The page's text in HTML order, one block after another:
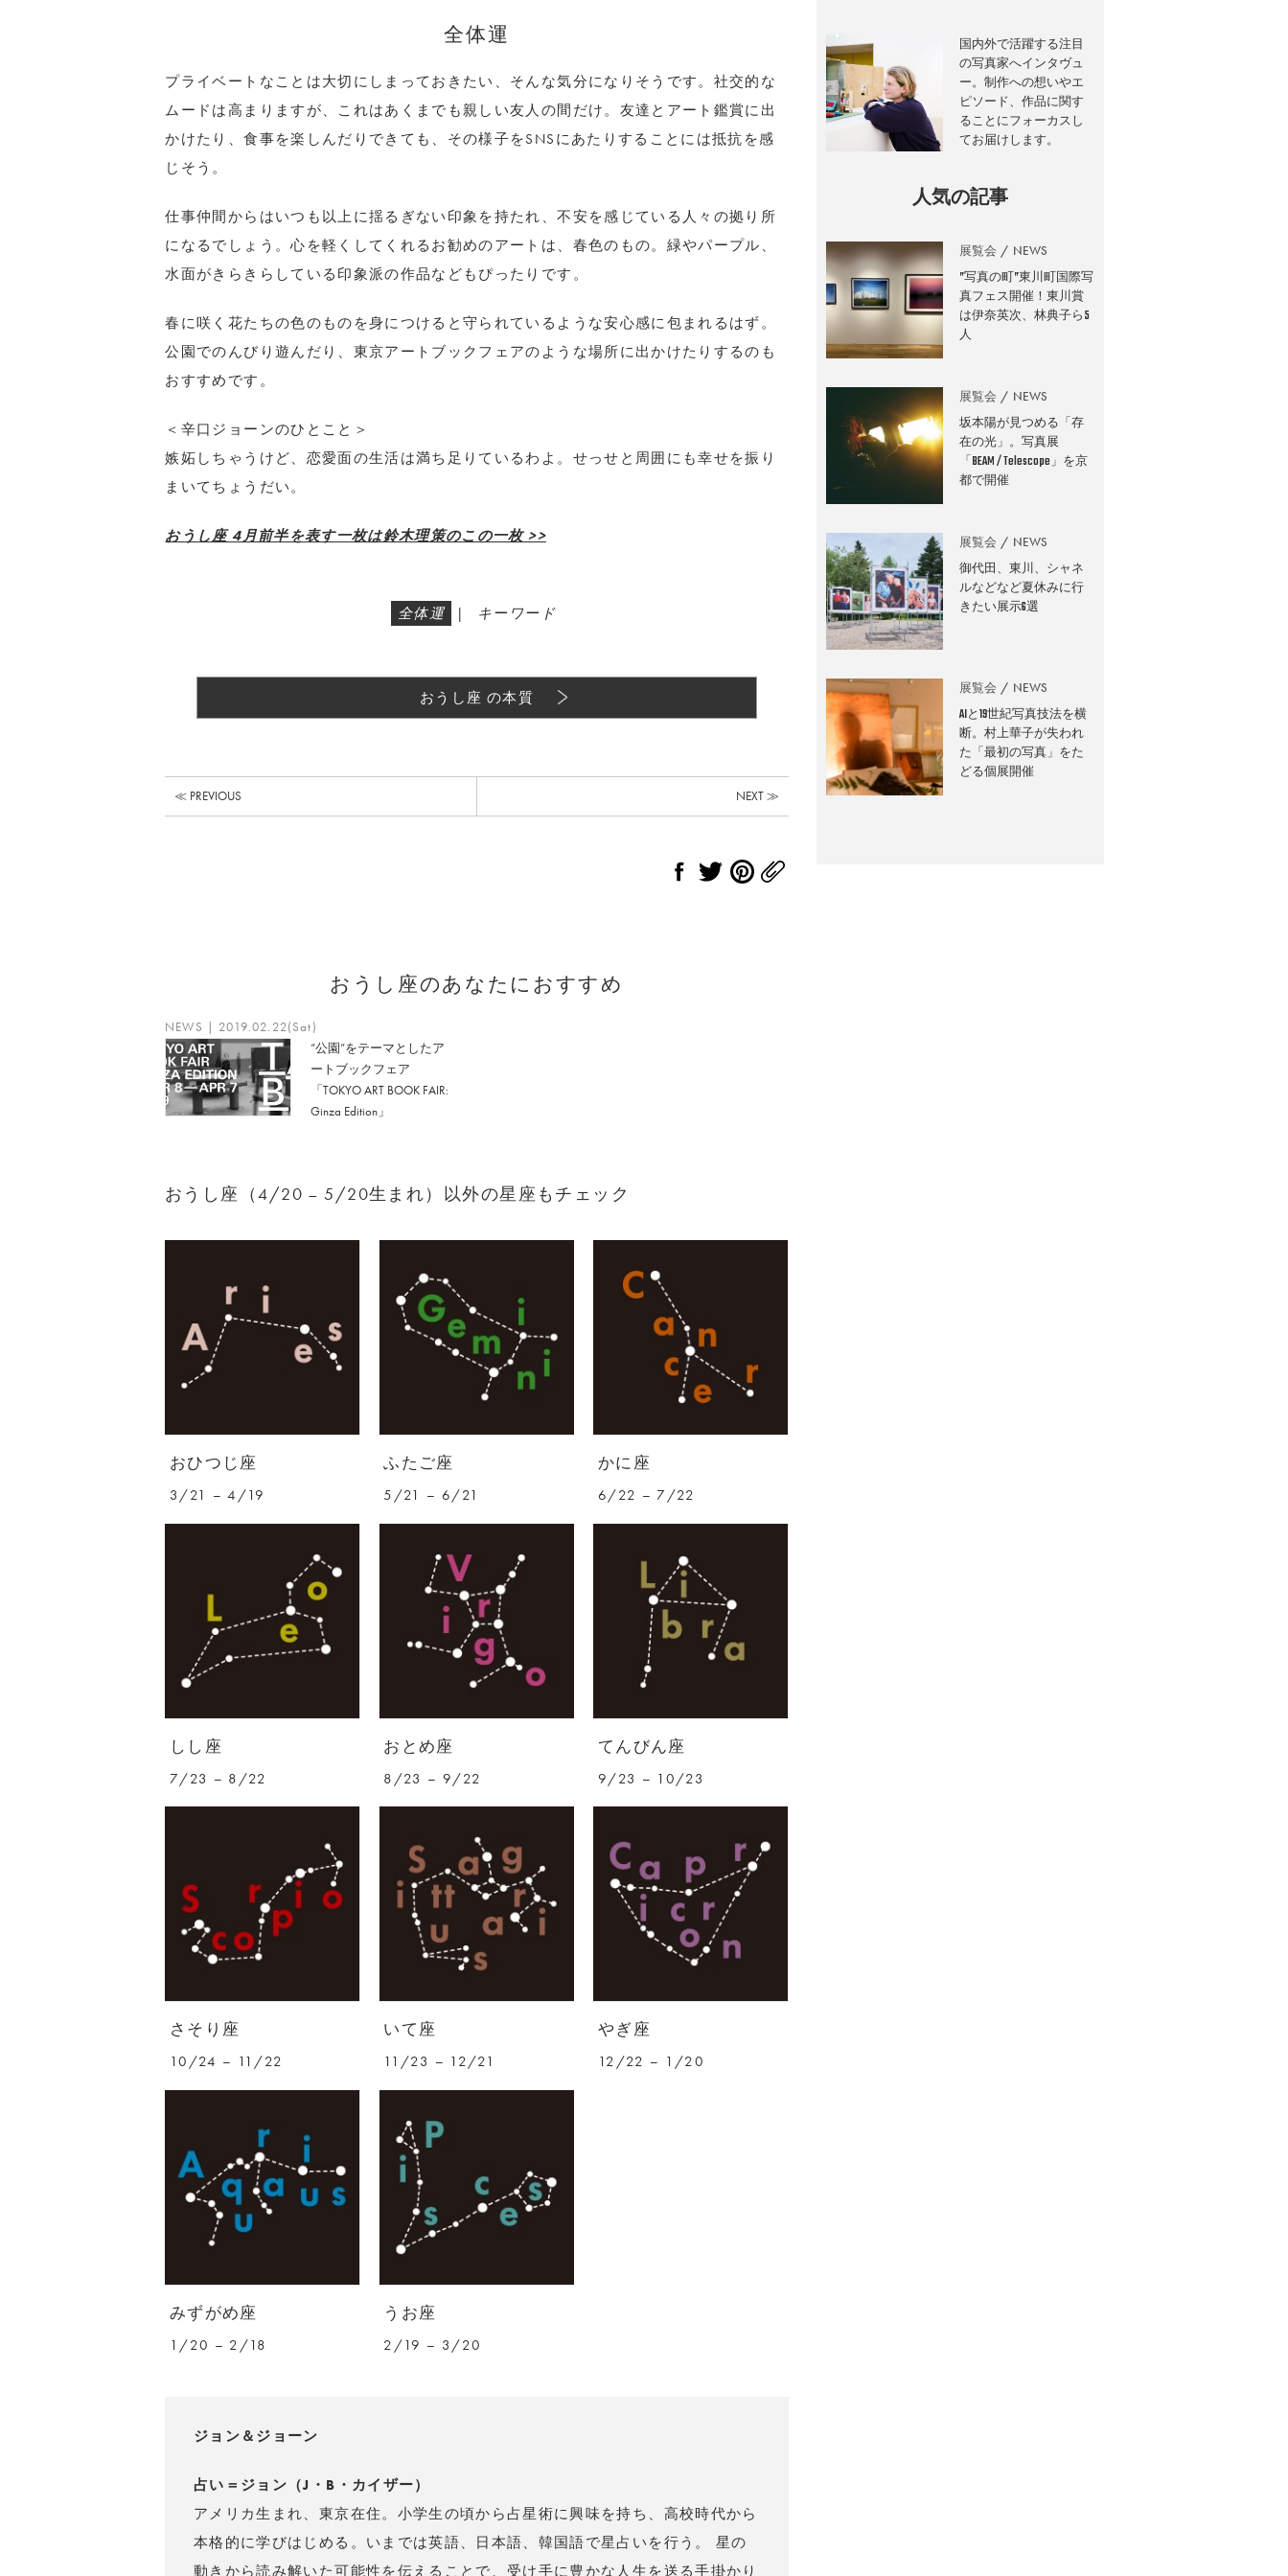
全体運
プライベートなことは大切にしまっておきたい、そんな気分になりそうです。社交的な
ムードは高まりますが、これはあくまでも親しい友人の間だけ。友達とアート鑑賞に出
かけたり、食事を楽しんだりできても、その様子をSNSにあたりすることには抵抗を感
じそう。
仕事仲間からはいつも以上に揺るぎない印象を持たれ、不安を感じている人々の拠り所
になるでしょう。心を軽くしてくれるお勧めのアートは、春色のもの。緑やパープル、
水面がきらきらしている印象派の作品などもぴったりです。
春に咲く花たちの色のものを身につけると守られているような安心感に包まれるはず。
公園でのんびり遊んだり、東京アートブックフェアのような場所に出かけたりするのも
おすすめです。
＜辛口ジョーンのひとこと＞
嫉妬しちゃうけど、恋愛面の生活は満ち足りているわよ。せっせと周囲にも幸せを振り
まいてちょうだい。
おうし座 4月前半を表す一枚は鈴木理策のこの一枚 >>
全体運 | キーワード
おうし座 の本質
≪ PREVIOUS NEXT ≫
おうし座のあなたにおすすめ
NEWS | 2019.02.22(Sat)
“公園”をテーマとしたア
ートブックフェア
「TOKYO ART BOOK FAIR:
Ginza Edition」
おうし座（4/20 – 5/20生まれ）以外の星座もチェック
おひつじ座
3/21 – 4/19
ふたご座
5/21 – 6/21
かに座
6/22 – 7/22
しし座
7/23 – 8/22
おとめ座
8/23 – 9/22
てんびん座
9/23 – 10/23
さそり座
10/24 – 11/22
いて座
11/23 – 12/21
やぎ座
12/22 – 1/20
みずがめ座
1/20 – 2/18
うお座
2/19 – 3/20
ジョン＆ジョーン
占い＝ジョン（J・B・カイザー）
アメリカ生まれ、東京在住。小学生の頃から占星術に興味を持ち、高校時代から
本格的に学びはじめる。いまでは英語、日本語、韓国語で星占いを行う。 星の
動きから読み解いた可能性を伝えることで、受け手に豊かな人生を送る手掛かり
国内外で活躍する注目
の写真家へインタヴュ
ー。制作への想いやエ
ピソード、作品に関す
ることにフォーカスし
てお届けします。
人気の記事
展覧会 NEWS
”写真の町”東川町国際写
真フェス開催！東川賞
は伊奈英次、林典子ら5
人
展覧会 NEWS
坂本陽が見つめる「存
在の光」。写真展
「BEAM / Telescope」を京
都で開催
展覧会 NEWS
御代田、東川、シャネ
ルなどなど夏休みに行
きたい展示6選
展覧会 NEWS
AIと19世紀写真技法を横
断。村上華子が失われ
た「最初の写真」をた
どる個展開催